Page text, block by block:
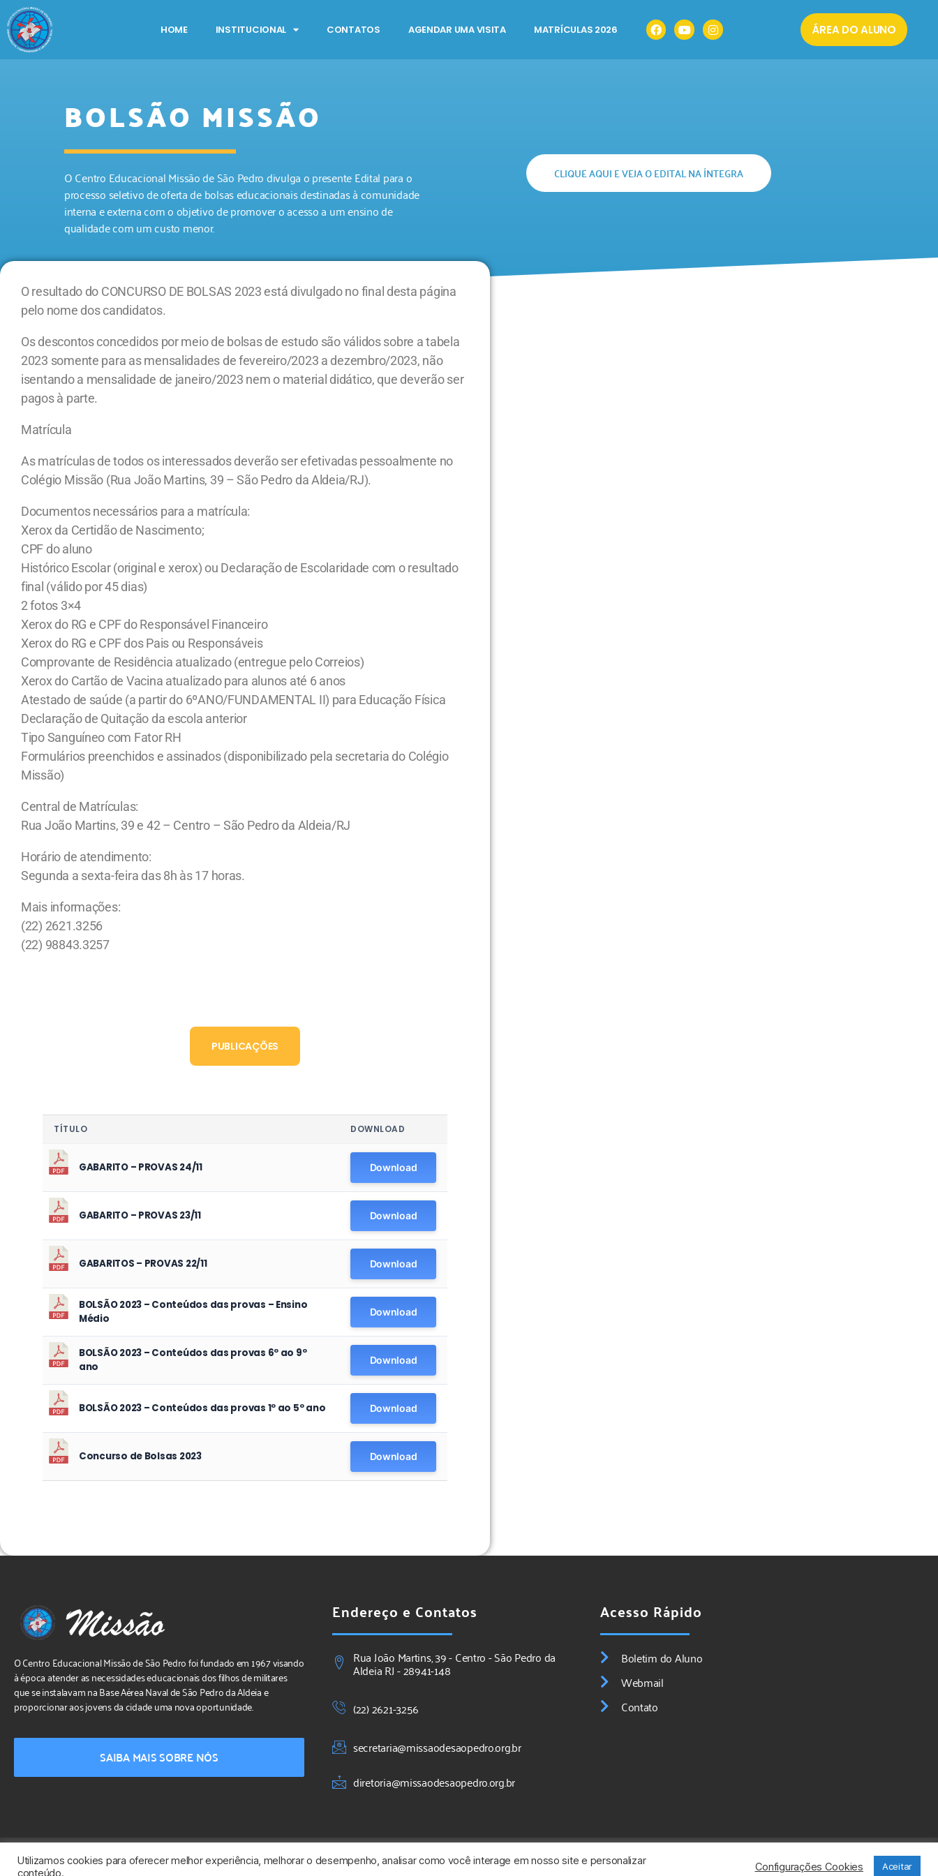
HOME INSTITUCIONAL CONTATOS AGENDAR UMA VISITA MATRÍCULAS 2026 ÁREA DO ALUNO
BOLSÃO MISSÃO
O Centro Educacional Missão de São Pedro divulga o presente Edital para o
processo seletivo de oferta de bolsas educacionais destinadas à comunidade
interna e externa com o objetivo de promover o acesso a um ensino de
qualidade com um custo menor.
CLIQUE AQUI E VEJA O EDITAL NA ÍNTEGRA
O resultado do CONCURSO DE BOLSAS 2023 está divulgado no final desta página
pelo nome dos candidatos.
Os descontos concedidos por meio de bolsas de estudo são válidos sobre a tabela
2023 somente para as mensalidades de fevereiro/2023 a dezembro/2023, não
isentando a mensalidade de janeiro/2023 nem o material didático, que deverão ser
pagos à parte.
Matrícula
As matrículas de todos os interessados deverão ser efetivadas pessoalmente no
Colégio Missão (Rua João Martins, 39 – São Pedro da Aldeia/RJ).
Documentos necessários para a matrícula:
Xerox da Certidão de Nascimento;
CPF do aluno
Histórico Escolar (original e xerox) ou Declaração de Escolaridade com o resultado
final (válido por 45 dias)
2 fotos 3×4
Xerox do RG e CPF do Responsável Financeiro
Xerox do RG e CPF dos Pais ou Responsáveis
Comprovante de Residência atualizado (entregue pelo Correios)
Xerox do Cartão de Vacina atualizado para alunos até 6 anos
Atestado de saúde (a partir do 6ºANO/FUNDAMENTAL II) para Educação Física
Declaração de Quitação da escola anterior
Tipo Sanguíneo com Fator RH
Formulários preenchidos e assinados (disponibilizado pela secretaria do Colégio
Missão)
Central de Matrículas:
Rua João Martins, 39 e 42 – Centro – São Pedro da Aldeia/RJ
Horário de atendimento:
Segunda a sexta-feira das 8h às 17 horas.
Mais informações:
(22) 2621.3256
(22) 98843.3257
PUBLICAÇÕES
TÍTULO DOWNLOAD
GABARITO – PROVAS 24/11 Download
GABARITO – PROVAS 23/11 Download
GABARITOS – PROVAS 22/11 Download
BOLSÃO 2023 – Conteúdos das provas – Ensino
Médio
Download
BOLSÃO 2023 – Conteúdos das provas 6º ao 9º
ano
Download
BOLSÃO 2023 – Conteúdos das provas 1º ao 5º ano Download
Concurso de Bolsas 2023 Download
O Centro Educacional Missão de São Pedro foi fundado em 1967 visando
à época atender as necessidades educacionais dos filhos de militares
que se instalavam na Base Aérea Naval de São Pedro da Aldeia e
proporcionar aos jovens da cidade uma nova oportunidade.
SAIBA MAIS SOBRE NÓS
Endereço e Contatos
Rua João Martins, 39 - Centro - São Pedro da
Aldeia RJ - 28941-148
(22) 2621-3256
secretaria@missaodesaopedro.org.br
diretoria@missaodesaopedro.org.br
Acesso Rápido
Boletim do Aluno
Webmail
Contato
Desenvolvido porNPI Brasil
Utilizamos cookies para oferecer melhor experiência, melhorar o desempenho, analisar como você interage em nosso site e personalizar
conteúdo.
Configurações Cookies Aceitar